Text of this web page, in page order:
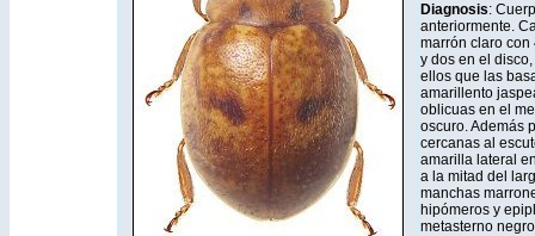
Diagnosis:
anteriormente.
marrón claro con
y dos en el
ellos que las
amarillento
oblicuas en el
oscuro. Además
cercanas al
amarilla lateral
a la mitad del
manchas
hipómeros y
metasterno